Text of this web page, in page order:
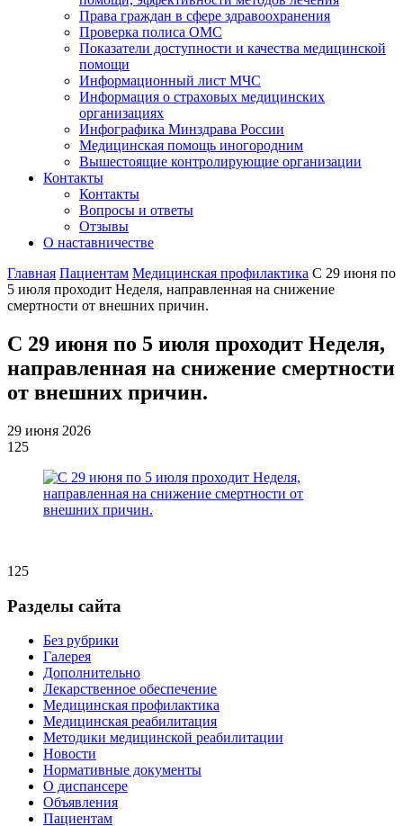
Права граждан в сфере здравоохранения
Проверка полиса ОМС
Показатели доступности и качества медицинской
помощи
Информационный лист МЧС
Информация о страховых медицинских
организациях
Инфографика Минздрава России
Медицинская помощь иногородним
Вышестоящие контролирующие организации
Контакты
Контакты
Вопросы и ответы
Отзывы
О наставничестве
Главная Пациентам Медицинская профилактика С 29 июня по
5 июля проходит Неделя, направленная на снижение
смертности от внешних причин.
С 29 июня по 5 июля проходит Неделя,
направленная на снижение смертности
от внешних причин.
29 июня 2026
125
125
Разделы сайта
Без рубрики
Галерея
Дополнительно
Лекарственное обеспечение
Медицинская профилактика
Медицинская реабилитация
Методики медицинской реабилитации
Новости
Нормативные документы
О диспансере
Объявления
Пациентам